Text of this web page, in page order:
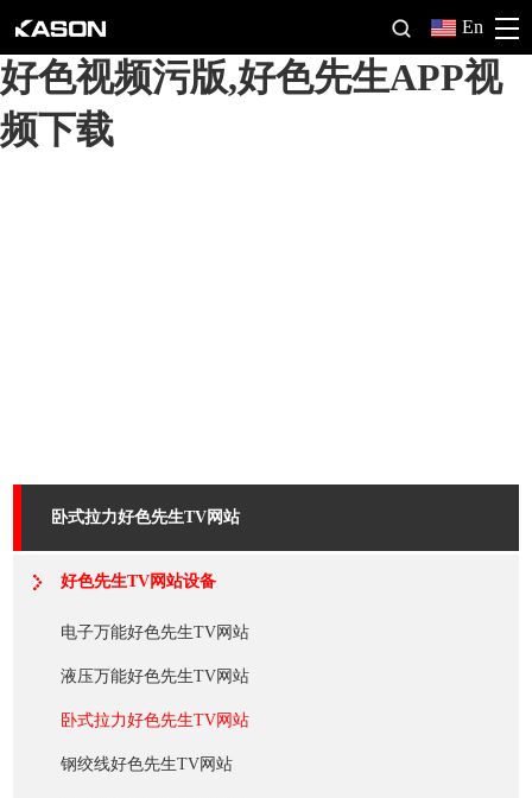
好色先生软件,好色先生TV网站,
好色视频污版,好色先生APP视
频下载
En
卧式拉力好色先生TV网站
好色先生TV网站设备
电子万能好色先生TV网站
液压万能好色先生TV网站
卧式拉力好色先生TV网站
钢绞线好色先生TV网站